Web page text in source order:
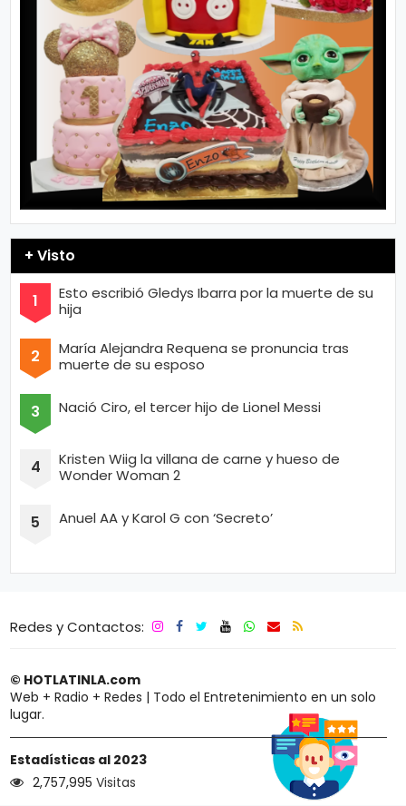
+ Visto
Esto escribió Gledys Ibarra por la muerte de su
hija
María Alejandra Requena se pronuncia tras
muerte de su esposo
Nació Ciro, el tercer hijo de Lionel Messi
Kristen Wiig la villana de carne y hueso de
Wonder Woman 2
Anuel AA y Karol G con ‘Secreto’
Redes y Contactos:
© HOTLATINLA.com
Web + Radio + Redes | Todo el Entretenimiento en un solo
lugar.
Estadísticas al 2023
2,757,995